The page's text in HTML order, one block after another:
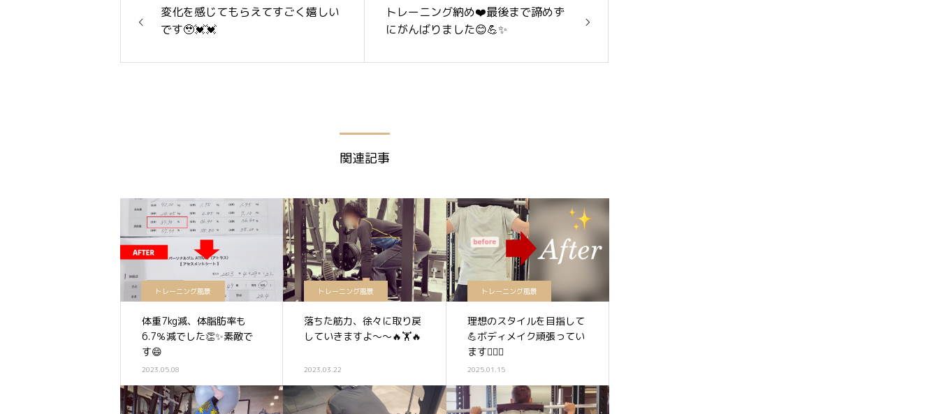
変化を感じてもらえてすごく嬉しい
です🥹💓💓
トレーニング納め❤️最後まで諦めず
にがんばりました😊💪✨
関連記事
トレーニング風景
体重7kg減、体脂肪率も
6.7％減でした👏✨素敵で
す😄
2023.05.08
トレーニング風景
落ちた筋力、徐々に取り戻
していきますよ〜〜🔥🏋️🔥
2023.03.22
トレーニング風景
理想のスタイルを目指して
💪ボディメイク頑張ってい
ます🏋️‍♀️✨
2025.01.15